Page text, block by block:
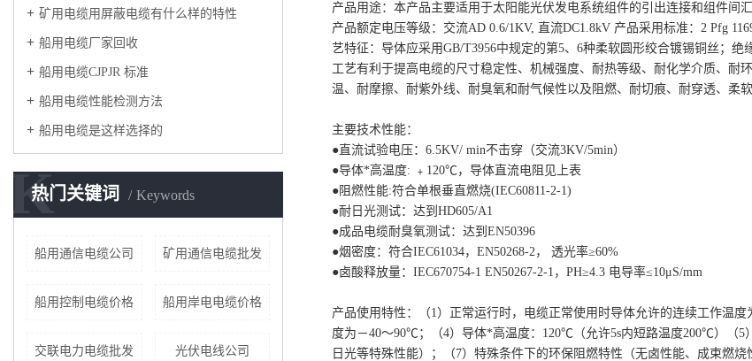
矿用电缆用屏蔽电缆有什么样的特性
船用电缆厂家回收
船用电缆CJPJR 标准
船用电缆性能检测方法
船用电缆是这样选择的
热门关键词 Keywords
K
船用通信电缆公司 矿用通信电缆批发
船用控制电缆价格 船用岸电电缆价格
交联电力电缆批发 光伏电线公司
产品用途：本产品主要适用于太阳能光伏发电系统组件的引出连接和组件间
产品额定电压等级：交流AD 0.6/1KV, 直流DC1.8kV 产品采用标准：2 Pfg
艺特征：导体应采用GB/T3956中规定的第5、6种柔软圆形绞合镀锡铜丝；
工艺有利于提高电缆的尺寸稳定性、机械强度、耐热等级、耐化学介质、
温、耐摩擦、耐紫外线、耐臭氧和耐气候性以及阻燃、耐切痕、耐穿透、柔
主要技术性能：
●直流试验电压：6.5KV/ min不击穿（交流3KV/5min）
●导体*高温度: ﹢120℃，导体直流电阻见上表
●阻燃性能:符合单根垂直燃烧(IEC60811-2-1)
●耐日光测试：达到HD605/A1
●成品电缆耐臭氧测试：达到EN50396
●烟密度：符合IEC61034，EN50268-2， 透光率≥60%
●卤酸释放量：IEC670754-1 EN50267-2-1，PH≥4.3 电导率≤10μS/mm
产品使用特性：（1）正常运行时，电缆正常使用时导体允许的连续工作温
度为－40～90℃；（4）导体*高温度：120℃（允许5s内短路温度200℃）（
日光等特殊性能）；（7）特殊条件下的环保阻燃特性（无卤性能、成束燃烧